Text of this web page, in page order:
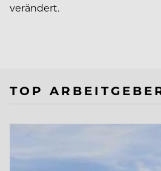
verändert.
TOP